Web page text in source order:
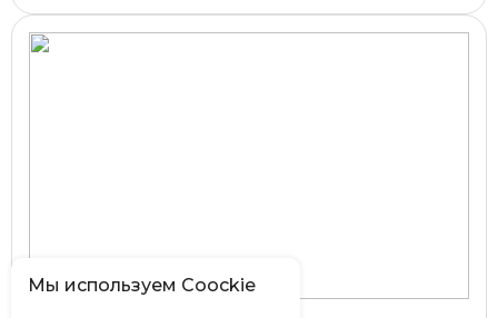
Мы используем Coockie